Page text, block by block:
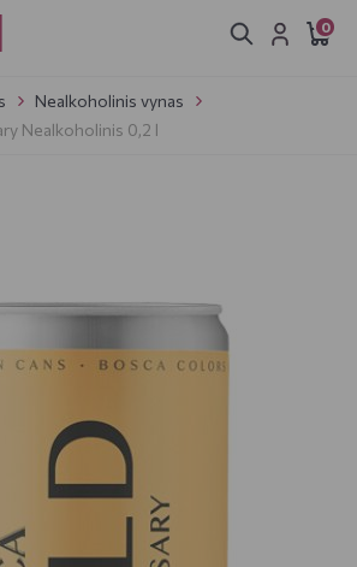
0
Nealkoholinis vynas
Nealkoholinis 0,2 l